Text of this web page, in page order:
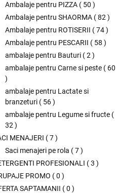
Ambalaje pentru PIZZA ( 50 )
Ambalaje pentru SHAORMA (82 )
Ambalaje pentru ROTISERII (74)
Ambalaje pentru PESCARII ( 58 )
ambalaje pentru Bauturi (2 )
ambalaje pentru Carne si peste ( 60
)
ambalaje pentru Lactate si
branzeturi ( 56)
ambalaje pentru Legume si fructe (
32 )
MENAJERI (7)
Saci menajeri pe rola (7)
PROFESIONALI (3 )
PROMO (0 )
SAPTAMANII (0 )